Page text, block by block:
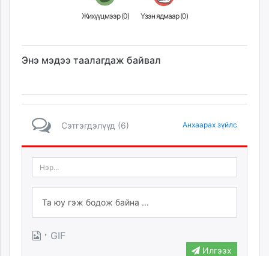
unegui.mn
paparazzi.mn
unread.today
Жихүүцмээр (0) Үзэн ядмаар (0)
Энэ мэдээ таалагдаж байвал
Сэтгэгдэлүүд (6) Анхаарах зүйлс
· GIF
Илгээх